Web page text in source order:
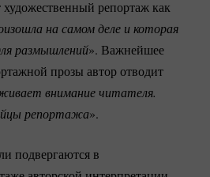
репортаж как
на самом деле и которая
размышлений». Важнейшее
прозы автор отводит
внимание читателя.
репортажа».
подвергаются в